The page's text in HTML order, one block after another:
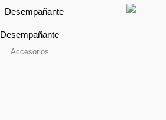
Desempañante
Accesorios